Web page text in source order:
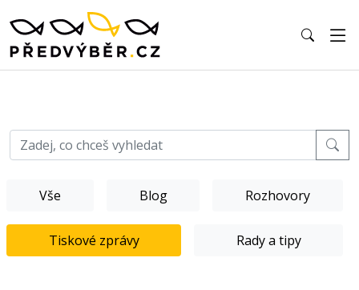
Vše Blog Rozhovory
Tiskové zprávy Rady a tipy